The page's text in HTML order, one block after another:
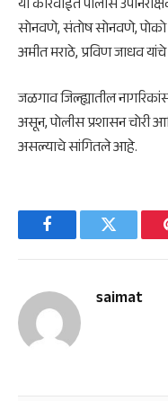
या कारवाईत पोलीस
सोनवणे, संतोष सोनवणे, पोको
अमीत मराठे, प्रविण जाधव
जळगाव जिल्ह्यातील
असून, पोलीस प्रशासन चोरी
असल्याचे सांगितले आहे.
FacebookTwitter
saimat